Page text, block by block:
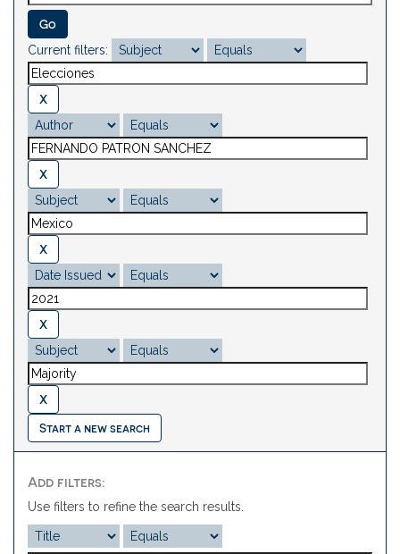
Current filters:
Start a new search
Add filters:
Use filters to refine the search results.